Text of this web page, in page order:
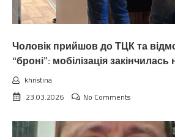
Чоловік прийшов до ТЦК та
“броні”: мобілізація
khristina
23.03.2026
No Comments